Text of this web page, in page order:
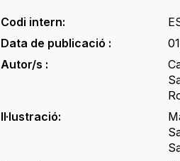
Codi intern:
Data de publicació :
Autor/s :
Il·lustració: